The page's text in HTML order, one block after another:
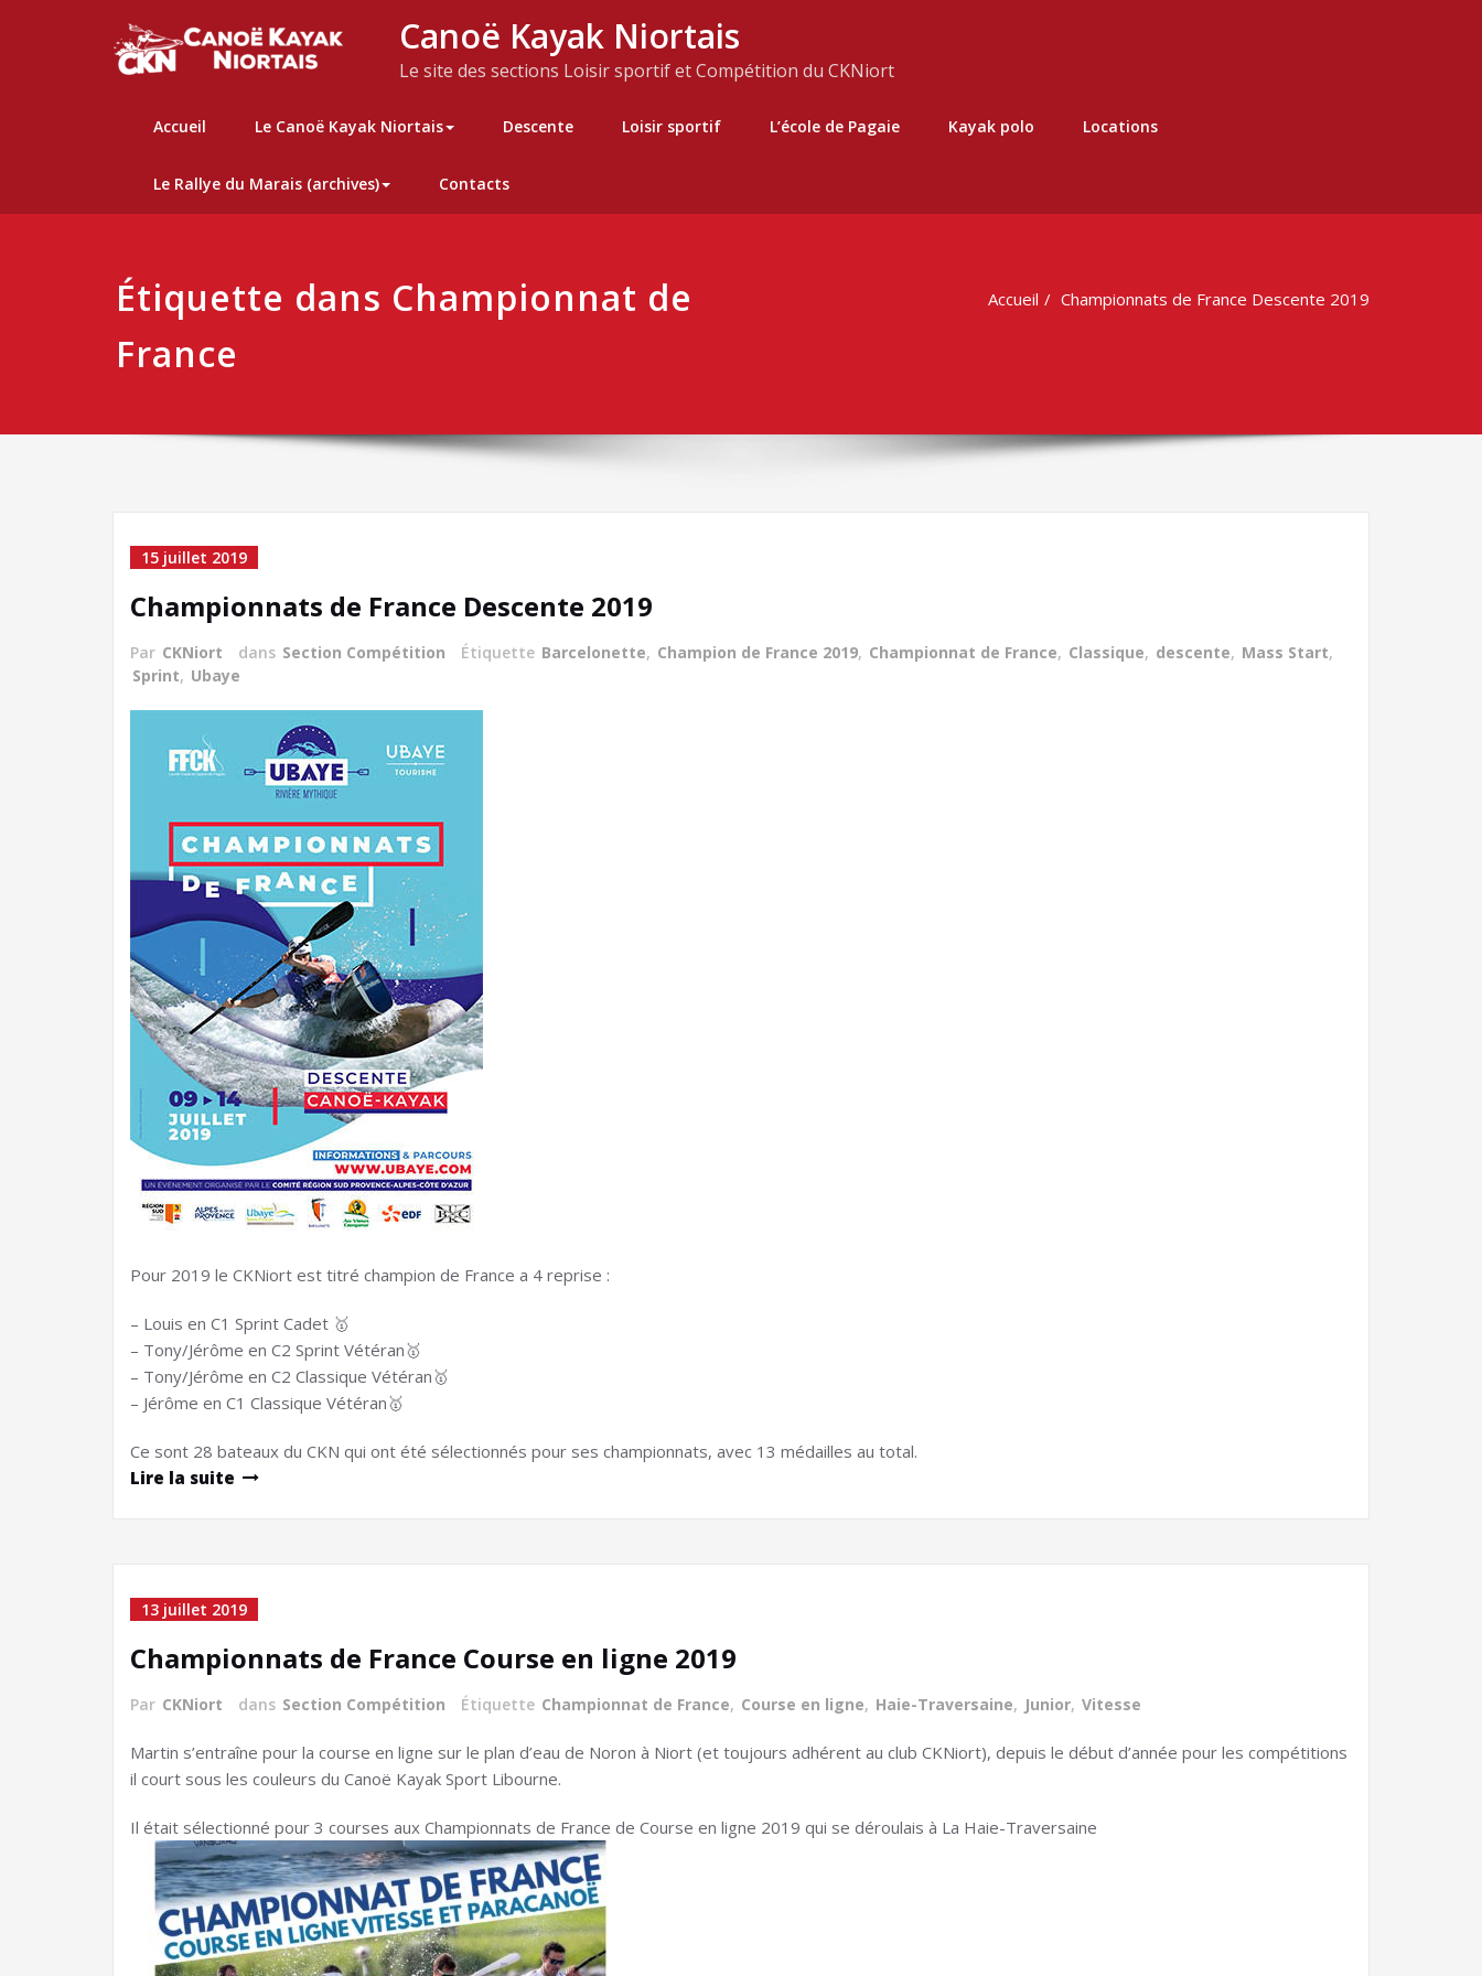
Canoë Kayak Niortais
Le site des sections Loisir sportif et Compétition du CKNiort
Accueil Le Canoë Kayak Niortais Descente Loisir sportif L’école de Pagaie Kayak polo Locations
Le Rallye du Marais (archives) Contacts
Étiquette dans Championnat de
France
Accueil Championnats de France Descente 2019
15 juillet 2019
Championnats de France Descente 2019
Par CKNiort dans Section Compétition Étiquette Barcelonette, Champion de France 2019, Championnat de France, Classique, descente, Mass Start,
Sprint, Ubaye
Pour 2019 le CKNiort est titré champion de France a 4 reprise :
– Louis en C1 Sprint Cadet 🥇
– Tony/Jérôme en C2 Sprint Vétéran🥇
– Tony/Jérôme en C2 Classique Vétéran🥇
– Jérôme en C1 Classique Vétéran🥇
Ce sont 28 bateaux du CKN qui ont été sélectionnés pour ses championnats, avec 13 médailles au total.
Lire la suite
13 juillet 2019
Championnats de France Course en ligne 2019
Par CKNiort dans Section Compétition Étiquette Championnat de France, Course en ligne, Haie-Traversaine, Junior, Vitesse
Martin s’entraîne pour la course en ligne sur le plan d’eau de Noron à Niort (et toujours adhérent au club CKNiort), depuis le début d’année pour les compétitions
il court sous les couleurs du Canoë Kayak Sport Libourne.
Il était sélectionné pour 3 courses aux Championnats de France de Course en ligne 2019 qui se déroulais à La Haie-Traversaine